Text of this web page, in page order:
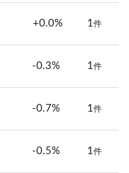
+0.0% 1件
-0.3% 1件
-0.7% 1件
-0.5% 1件